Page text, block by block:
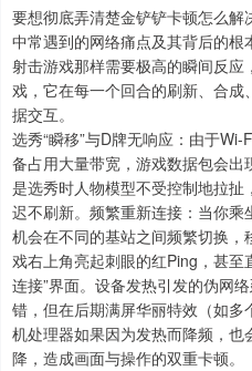
要想彻底弄清楚金铲铲卡顿怎么
中常遇到的网络痛点及其背后的
射击游戏那样需要极高的瞬间反
戏，它在每一个回合的刷新、合
据交互。
选秀“瞬移”与D牌无响应：由于
备占用大量带宽，游戏数据包会
是选秀时人物模型不受控制地拉
迟不刷新。频繁重新连接：当你
机会在不同的基站之间频繁切换
戏右上角亮起刺眼的红Ping，甚至
连接”界面。设备发热引发的伪网
错，但在后期满屏华丽特效（如
机处理器如果因为发热而降频，
降，造成画面与操作的双重卡顿。